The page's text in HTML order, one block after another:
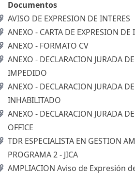
Documentos
AVISO DE EXPRESION DE INTERES
ANEXO - CARTA DE EXPRESION DE
ANEXO - FORMATO CV
ANEXO - DECLARACION JURADA
IMPEDIDO
ANEXO - DECLARACION JURADA
INHABILITADO
ANEXO - DECLARACION JURADA
OFFICE
TDR ESPECIALISTA EN GESTION
PROGRAMA 2 - JICA
AMPLIACION Aviso de Expresión